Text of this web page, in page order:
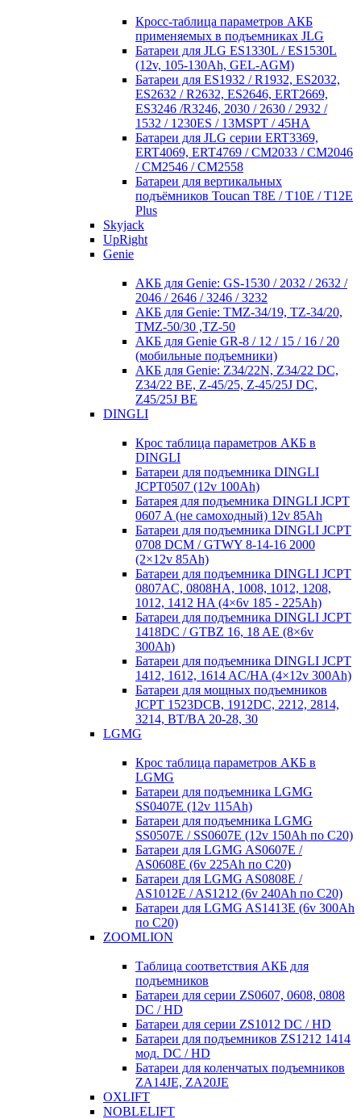
Кросc-таблица параметров АКБ
применяемых в подъемниках JLG
Батареи для JLG ES1330L / ES1530L
(12v, 105-130Ah, GEL-AGM)
Батареи для ES1932 / R1932, ES2032,
ES2632 / R2632, ES2646, ERT2669,
ES3246 /R3246, 2030 / 2630 / 2932 /
1532 / 1230ES / 13MSPT / 45HA
Батареи для JLG серии ERT3369,
ERT4069, ERT4769 / CM2033 / CM2046
/ CM2546 / CM2558
Батареи для вертикальных
подъёмников Toucan T8E / T10E / T12E
Plus
Skyjack
UpRight
Genie
АКБ для Genie: GS-1530 / 2032 / 2632 /
2046 / 2646 / 3246 / 3232
АКБ для Genie: TMZ-34/19, TZ-34/20,
TMZ-50/30 ,TZ-50
АКБ для Genie GR-8 / 12 / 15 / 16 / 20
(мобильные подъемники)
АКБ для Genie: Z34/22N, Z34/22 DC,
Z34/22 BE, Z-45/25, Z-45/25J DC,
Z45/25J BE
DINGLI
Крос таблица параметров АКБ в
DINGLI
Батареи для подъемника DINGLI
JCPT0507 (12v 100Ah)
Батарея для подъемника DINGLI JCPT
0607 A (не самоходный) 12v 85Ah
Батареи для подъемника DINGLI JCPT
0708 DCM / GTWY 8-14-16 2000
(2×12v 85Ah)
Батареи для подъемника DINGLI JCPT
0807AC, 0808HA, 1008, 1012, 1208,
1012, 1412 HA (4×6v 185 - 225Ah)
Батареи для подъемника DINGLI JCPT
1418DC / GTBZ 16, 18 AE (8×6v
300Ah)
Батареи для подъемника DINGLI JCPT
1412, 1612, 1614 AC/HA (4×12v 300Ah)
Батареи для мощных подъемников
JCPT 1523DCB, 1912DC, 2212, 2814,
3214, BT/BA 20-28, 30
LGMG
Крос таблица параметров АКБ в
LGMG
Батареи для подъемника LGMG
SS0407E (12v 115Ah)
Батареи для подъемника LGMG
SS0507E / SS0607E (12v 150Ah по С20)
Батареи для LGMG AS0607E /
AS0608E (6v 225Ah по С20)
Батареи для LGMG AS0808E /
AS1012E / AS1212 (6v 240Ah по С20)
Батареи для LGMG AS1413E (6v 300Ah
по С20)
ZOOMLION
Таблица соответствия АКБ для
подъемников
Батареи для серии ZS0607, 0608, 0808
DC / HD
Батареи для серии ZS1012 DC / HD
Батареи для подъемников ZS1212 1414
мод. DC / HD
Батареи для коленчатых подъемников
ZA14JE, ZA20JE
OXLIFT
NOBLELIFT